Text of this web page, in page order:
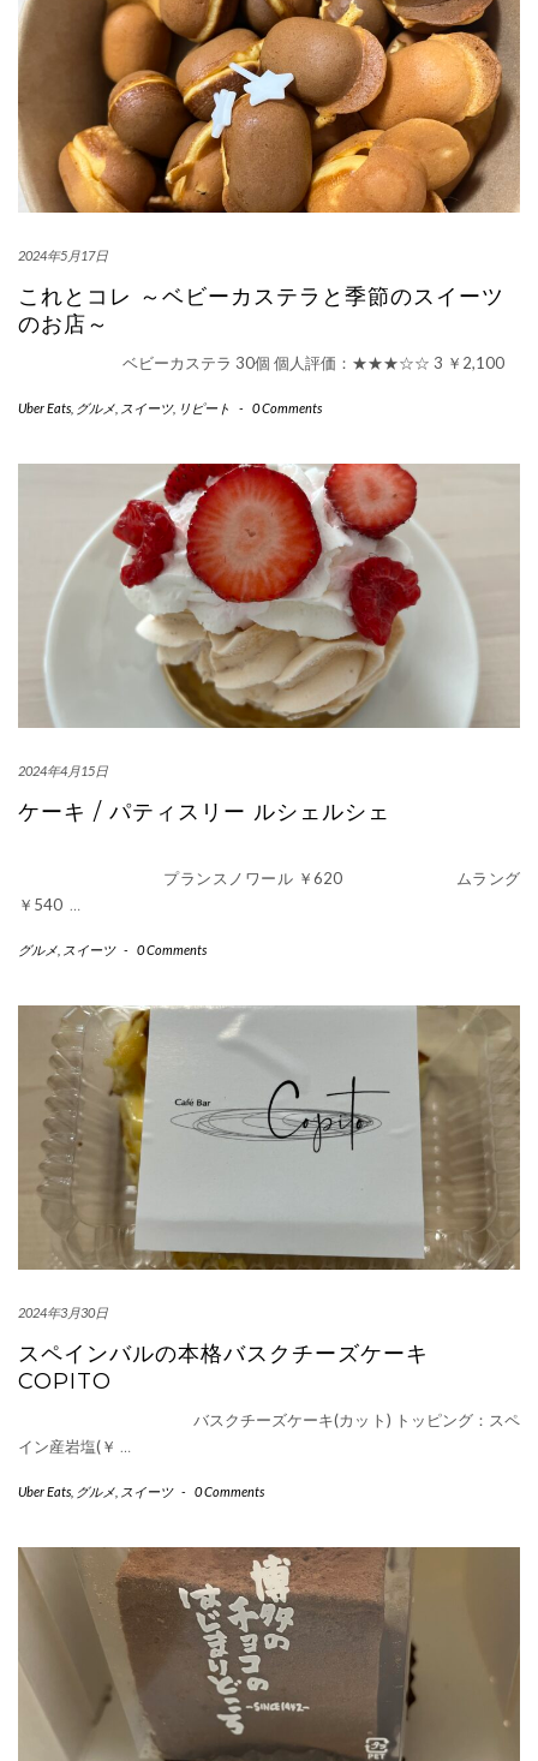
2024年5月17日
これとコレ ～ベビーカステラと季節のスイーツ
のお店～
ベビーカステラ 30個 個人評価：★★★☆☆ 3 ￥2,100
Uber Eats グルメ スイーツ, リピート - 0 Comments
2024年4月15日
ケーキ / パティスリー ルシェルシェ
プランスノワール ￥620 ムラング
￥540 …
グルメ スイーツ - 0 Comments
2024年3月30日
スペインバルの本格バスクチーズケーキ
COPITO
バスクチーズケーキ(カット) トッピング：スペ
イン産岩塩(￥ …
Uber Eats グルメ スイーツ - 0 Comments